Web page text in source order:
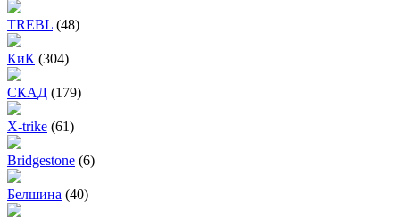
TREBL (48)
КиК (304)
СКАД (179)
X-trike (61)
Bridgestone (6)
Белшина (40)